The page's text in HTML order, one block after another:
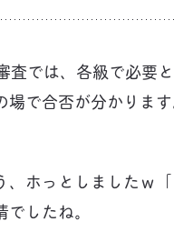
査では、各級で必要
場で合否が分かりま
、ホっとしましたｗ
したね。